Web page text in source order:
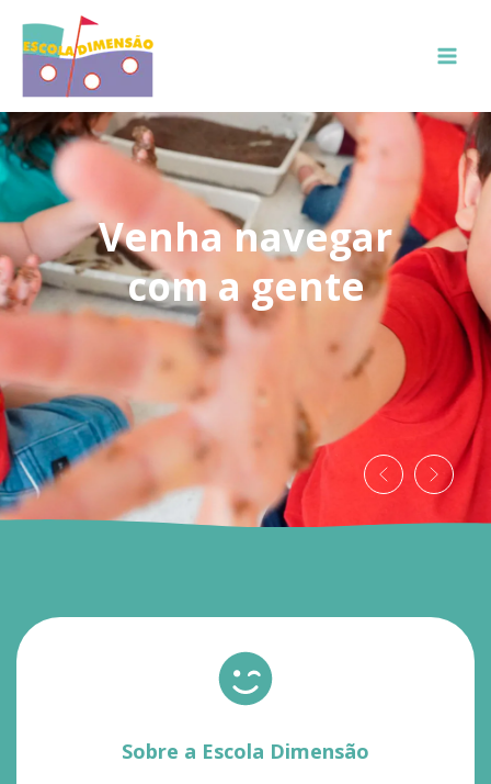
Venha navegar
com a gente
Sobre a Escola Dimensão